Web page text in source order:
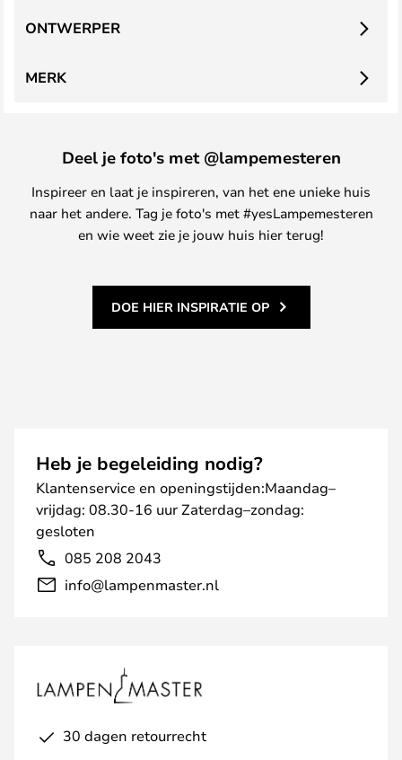
ONTWERPER
MERK
Deel je foto's met @lampemesteren
Inspireer en laat je inspireren, van het ene unieke huis
naar het andere. Tag je foto's met #yesLampemesteren
en wie weet zie je jouw huis hier terug!
DOE HIER INSPIRATIE OP
Heb je begeleiding nodig?
Klantenservice en openingstijden:Maandag–
vrijdag: 08.30-16 uur Zaterdag–zondag:
gesloten
085 208 2043
info@lampenmaster.nl
30 dagen retourrecht